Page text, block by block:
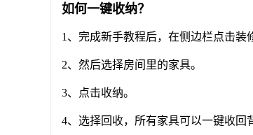
如何一键收纳？
1、完成新手教程后，在侧边栏点击装
2、然后选择房间里的家具。
3、点击收纳。
4、选择回收，所有家具可以一键收回